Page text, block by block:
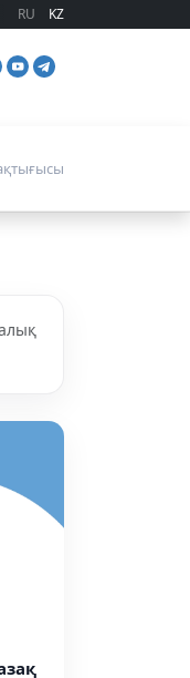
RU KZ